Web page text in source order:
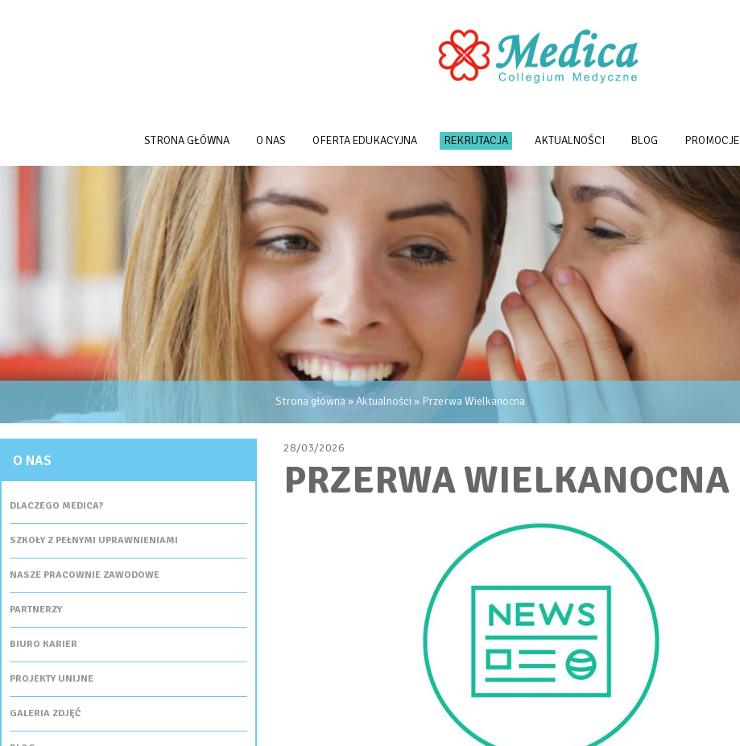
STRONA GŁÓWNA O NAS OFERTA EDUKACYJNA REKRUTACJA AKTUALNOŚCI BLOG PROMOCJE
Strona główna»Aktualności » Przerwa Wielkanocna
O NAS
DLACZEGO MEDICA?
SZKOŁY Z PEŁNYMI UPRAWNIENIAMI
NASZE PRACOWNIE ZAWODOWE
PARTNERZY
BIURO KARIER
PROJEKTY UNIJNE
GALERIA ZDJĘĆ
28/03/2026
PRZERWA WIELKANOCNA